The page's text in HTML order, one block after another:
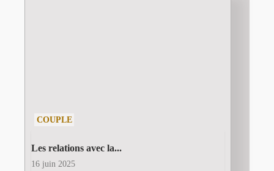
COUPLE
Les relations avec la...
16 juin 2025